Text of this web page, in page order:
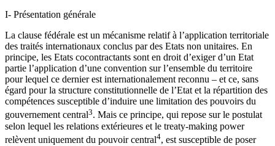
I- Présentation générale
La clause fédérale est un mécanisme relatif à l’application territoriale
des traités internationaux conclus par des Etats non unitaires. En
principe, les Etats cocontractants sont en droit d’exiger d’un Etat
partie l’application d’une convention sur l’ensemble du territoire
pour lequel ce dernier est internationalement reconnu – et ce, sans
égard pour la structure constitutionnelle de l’Etat et la répartition des
compétences susceptible d’induire une limitation des pouvoirs du
gouvernement central3. Mais ce principe, qui repose sur le postulat
selon lequel les relations extérieures et le treaty-making power
relèvent uniquement du pouvoir central4, est susceptible de poser